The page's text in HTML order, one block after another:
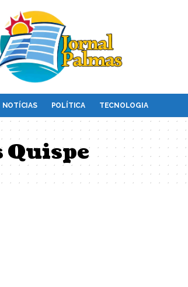
NOTÍCIAS POLÍTICA TECNOLOGIA
Quispe